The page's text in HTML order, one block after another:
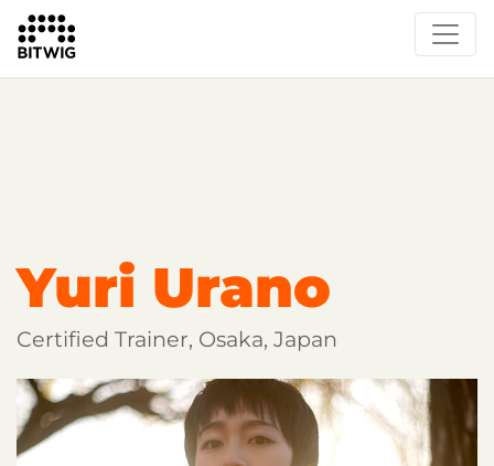
Overview
Learn Bitwig Studio
Partner Content
Yuri Urano
Certified Trainer, Osaka, Japan